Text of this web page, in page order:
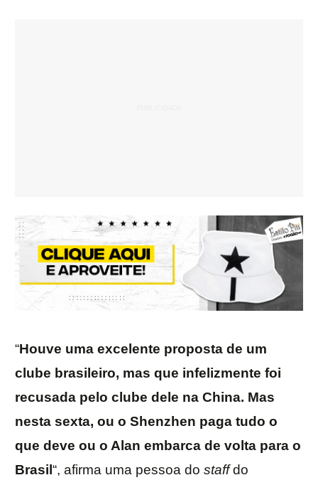
“Houve uma excelente proposta de um
clube brasileiro, mas que infelizmente foi
recusada pelo clube dele na China. Mas
nesta sexta, ou o Shenzhen paga tudo o
que deve ou o Alan embarca de volta para o
Brasil “, afirma uma pessoa do staffdo